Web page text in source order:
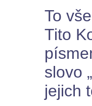
To
Tito
slovo
jejich